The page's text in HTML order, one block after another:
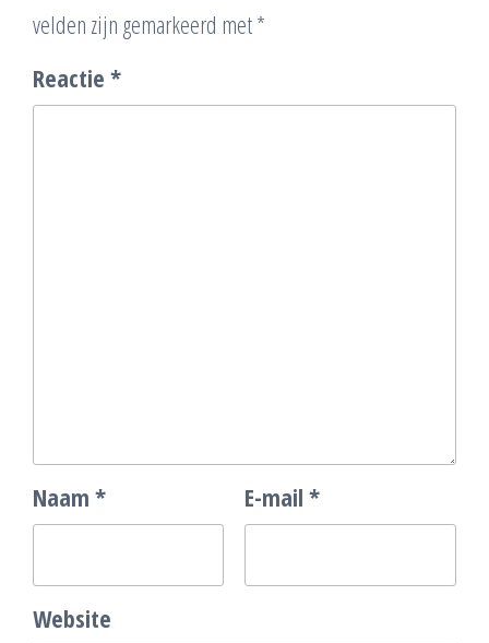
velden zijn gemarkeerd met*
Reactie *
Naam * E-mail *
Website